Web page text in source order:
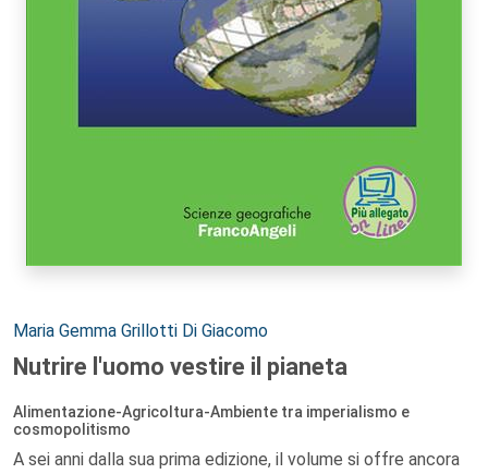
Autori:
Maria Gemma Grillotti Di Giacomo
Nutrire l'uomo vestire il pianeta
Alimentazione-Agricoltura-Ambiente tra imperialismo e
cosmopolitismo
A sei anni dalla sua prima edizione, il volume si offre ancora